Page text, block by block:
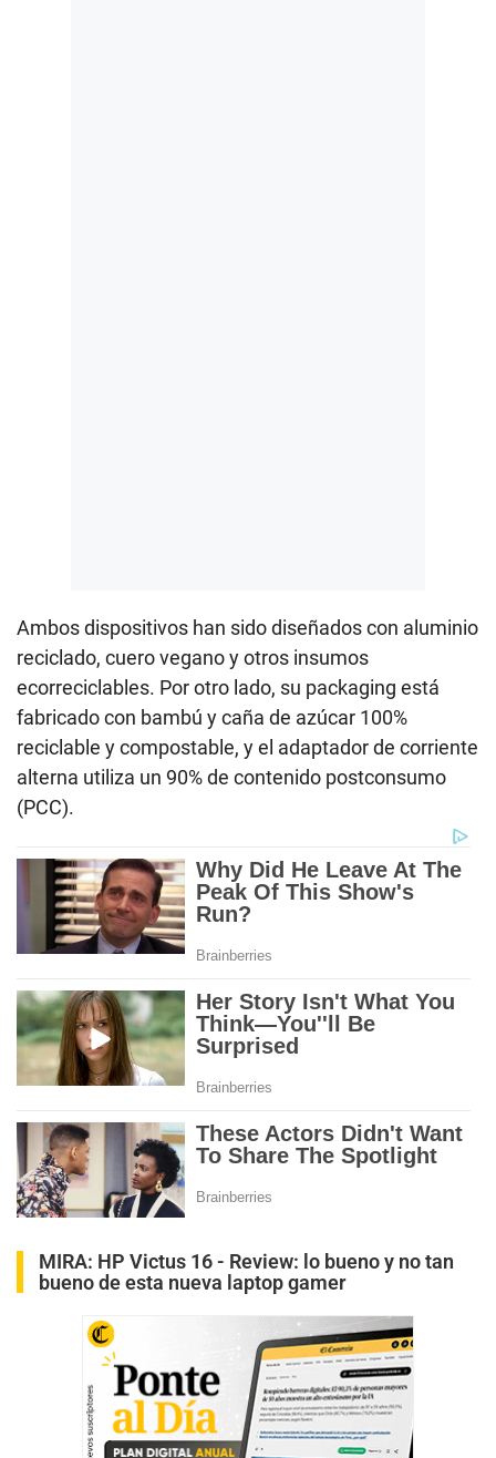
Ambos dispositivos han sido diseñados con aluminio
reciclado, cuero vegano y otros insumos
ecorreciclables. Por otro lado, su packaging está
fabricado con bambú y caña de azúcar 100%
reciclable y compostable, y el adaptador de corriente
alterna utiliza un 90% de contenido postconsumo
(PCC).
MIRA: HP Victus 16 - Review: lo bueno y no tan
bueno de esta nueva laptop gamer